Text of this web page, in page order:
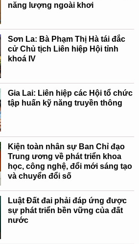
năng lượng ngoài khơi
Sơn La: Bà Phạm Thị Hà tái đắc
cử Chủ tịch Liên hiệp Hội tỉnh
khoá IV
Gia Lai: Liên hiệp các Hội tổ chức
tập huấn kỹ năng truyền thông
Kiện toàn nhân sự Ban Chỉ đạo
Trung ương về phát triển khoa
học, công nghệ, đổi mới sáng tạo
và chuyển đổi số
Luật Đất đai phải đáp ứng được
sự phát triển bền vững của đất
nước